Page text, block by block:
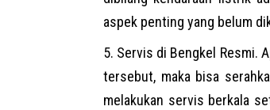
aspek penting yang belum
Servis di Bengkel Resmi.
tersebut, maka bisa
melakukan servis berkala